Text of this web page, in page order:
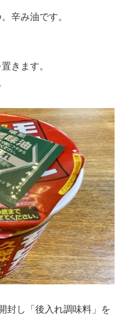
辛み油です。
きます。
封し「後入れ調味料」を